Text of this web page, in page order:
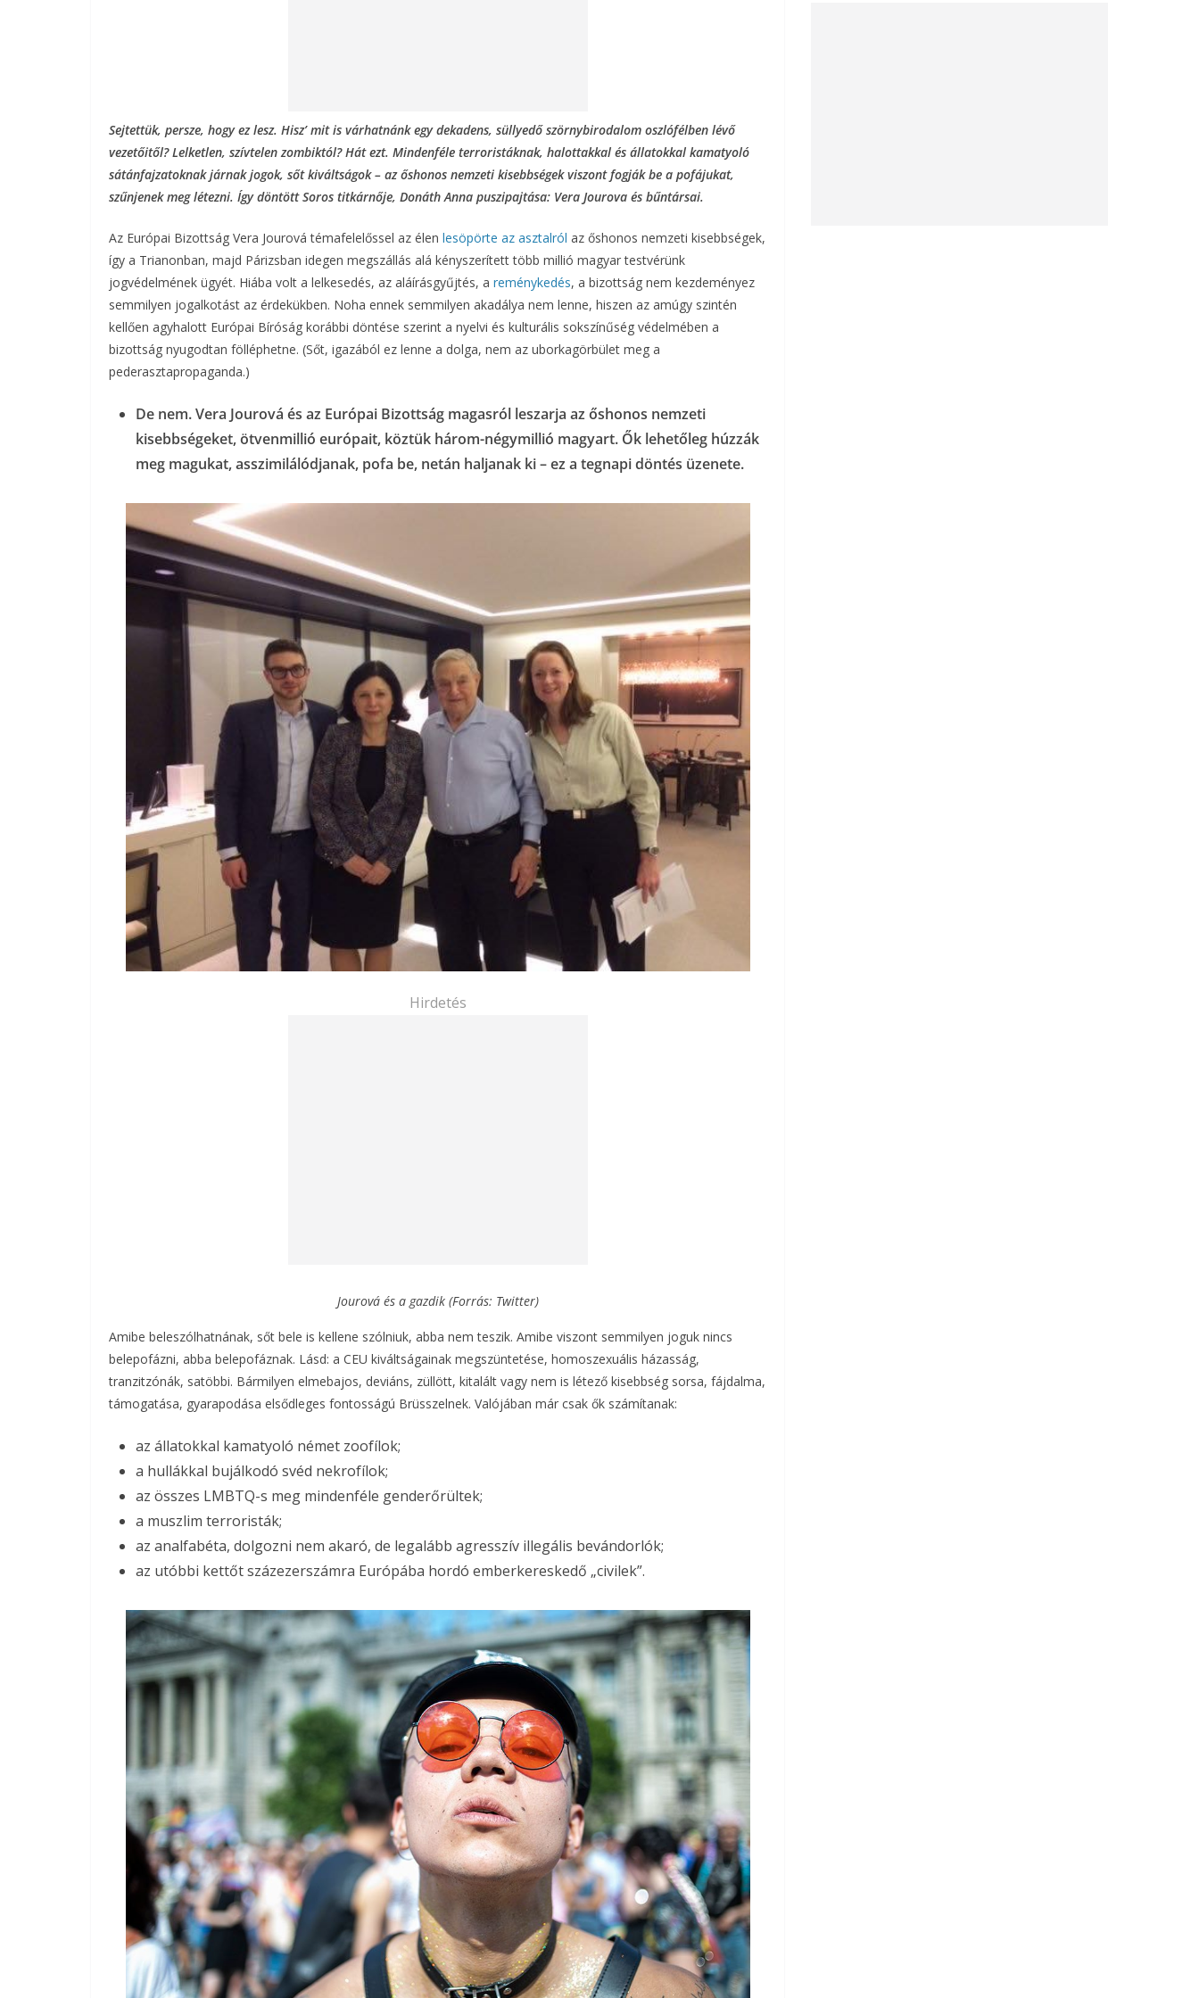
Sejtettük, persze, hogy ez lesz. Hisz’ mit is várhatnánk egy dekadens, süllyedő szörnybirodalom oszlófélben lévő
vezetőitől? Lelketlen, szívtelen zombiktól? Hát ezt. Mindenféle terroristáknak, halottakkal és állatokkal kamatyoló
sátánfajzatoknak járnak jogok, sőt kiváltságok – az őshonos nemzeti kisebbségek viszont fogják be a pofájukat,
szűnjenek meg létezni. Így döntött Soros titkárnője, Donáth Anna puszipajtása: Vera Jourova és bűntársai.
Az Európai Bizottság Vera Jourová témafelelőssel az élen lesöpörte az asztalról az őshonos nemzeti kisebbségek,
így a Trianonban, majd Párizsban idegen megszállás alá kényszerített több millió magyar testvérünk
jogvédelmének ügyét. Hiába volt a lelkesedés, az aláírásgyűjtés, a reménykedés, a bizottság nem kezdeményez
semmilyen jogalkotást az érdekükben. Noha ennek semmilyen akadálya nem lenne, hiszen az amúgy szintén
kellően agyhalott Európai Bíróság korábbi döntése szerint a nyelvi és kulturális sokszínűség védelmében a
bizottság nyugodtan fölléphetne. (Sőt, igazából ez lenne a dolga, nem az uborkagörbület meg a
pederasztapropaganda.)
De nem. Vera Jourová és az Európai Bizottság magasról leszarja az őshonos nemzeti
kisebbségeket, ötvenmillió európait, köztük három-négymillió magyart. Ők lehetőleg húzzák
meg magukat, asszimilálódjanak, pofa be, netán haljanak ki – ez a tegnapi döntés üzenete.
Hirdetés
Jourová és a gazdik (Forrás: Twitter)
Amibe beleszólhatnának, sőt bele is kellene szólniuk, abba nem teszik. Amibe viszont semmilyen joguk nincs
belepofázni, abba belepofáznak. Lásd: a CEU kiváltságainak megszüntetése, homoszexuális házasság,
tranzitzónák, satöbbi. Bármilyen elmebajos, deviáns, züllött, kitalált vagy nem is létező kisebbség sorsa, fájdalma,
támogatása, gyarapodása elsődleges fontosságú Brüsszelnek. Valójában már csak ők számítanak:
az állatokkal kamatyoló német zoofílok;
a hullákkal bujálkodó svéd nekrofílok;
az összes LMBTQ-s meg mindenféle genderőrültek;
a muszlim terroristák;
az analfabéta, dolgozni nem akaró, de legalább agresszív illegális bevándorlók;
az utóbbi kettőt százezerszámra Európába hordó emberkereskedő „civilek”.